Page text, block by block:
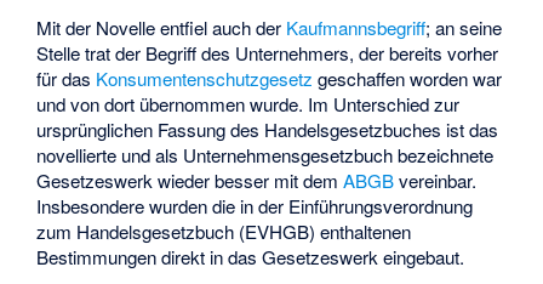
Mit der Novelle entfiel auch der Kaufmannsbegriff; an seine
Stelle trat der Begriff des Unternehmers, der bereits vorher
für das Konsumentenschutzgesetz geschaffen worden war
und von dort übernommen wurde. Im Unterschied zur
ursprünglichen Fassung des Handelsgesetzbuches ist das
novellierte und als Unternehmensgesetzbuch bezeichnete
Gesetzeswerk wieder besser mit demABGBvereinbar.
Insbesondere wurden die in der Einführungsverordnung
zum Handelsgesetzbuch (EVHGB) enthaltenen
Bestimmungen direkt in das Gesetzeswerk eingebaut.